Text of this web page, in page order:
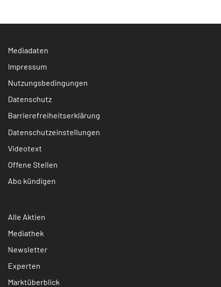
Mediadaten
Impressum
Nutzungsbedingungen
Datenschutz
Barrierefreiheitserklärung
Datenschutzeinstellungen
Videotext
Offene Stellen
Abo kündigen
Alle Aktien
Mediathek
Newsletter
Experten
Marktüberblick